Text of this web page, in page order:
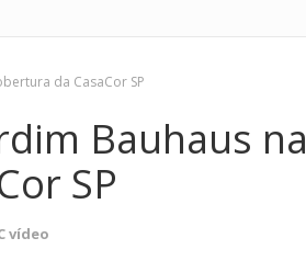
da CasaCor SP
Bauhaus na
SP
vídeo